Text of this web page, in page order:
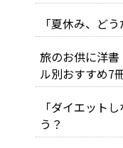
「夏休み、ど
旅のお供に洋
ル別おすすめ7
「ダイエット
う？